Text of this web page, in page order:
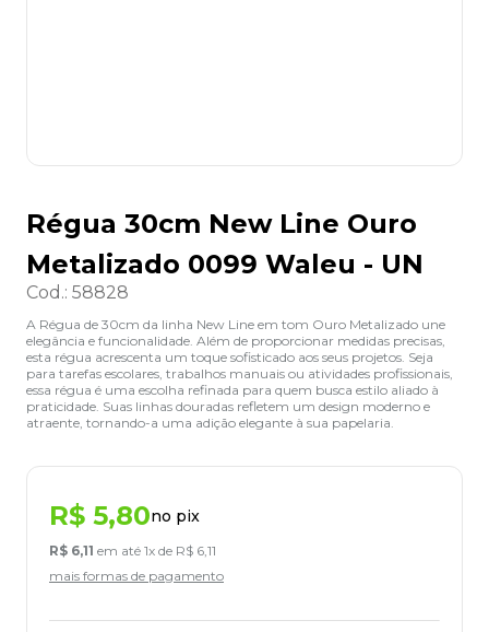
Régua 30cm New Line Ouro
Metalizado 0099 Waleu - UN
Cod.: 58828
A Régua de 30cm da linha New Line em tom Ouro Metalizado une
elegância e funcionalidade. Além de proporcionar medidas precisas,
esta régua acrescenta um toque sofisticado aos seus projetos. Seja
para tarefas escolares, trabalhos manuais ou atividades profissionais,
essa régua é uma escolha refinada para quem busca estilo aliado à
praticidade. Suas linhas douradas refletem um design moderno e
atraente, tornando-a uma adição elegante à sua papelaria.
R$ 5,80no pix
R$ 6,11 em até 1x de R$ 6,11
mais formas de pagamento